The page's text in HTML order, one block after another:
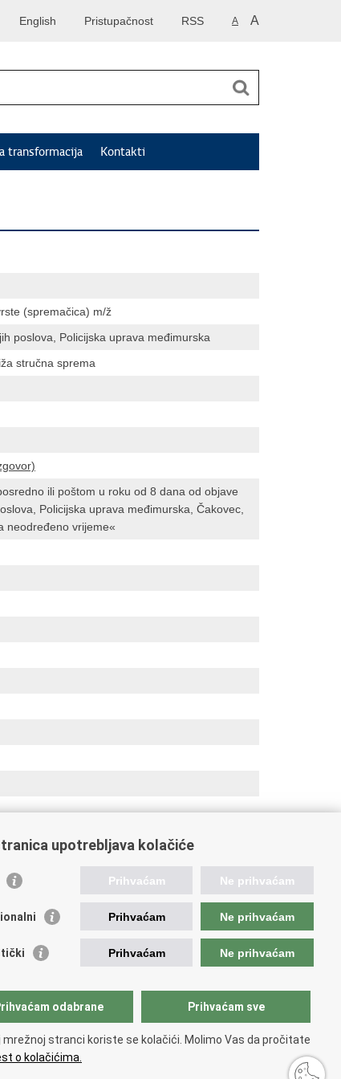
A A
RSS
Pristupačnost
English
transformacija Kontakti
(spremačica) m/ž
poslova, Policijska uprava međimurska
stručna sprema
ili poštom u roku od 8 dana od objave
Policijska uprava međimurska, Čakovec,
neodređeno vrijeme«
pravosudnog sustava
odvjetništvo
suzbijanje korupcije i organiziranog kriminaliteta
vijeće
odvjetnička komora
javnobilježnička komora
upotrebljava kolačiće
Prihvaćam Ne prihvaćam
Prihvaćam Ne prihvaćam
Prihvaćam Ne prihvaćam
odabrane Prihvaćam sve
mrežnoj stranci koriste se kolačići. Molimo Vas da pročitate
o kolačićima.